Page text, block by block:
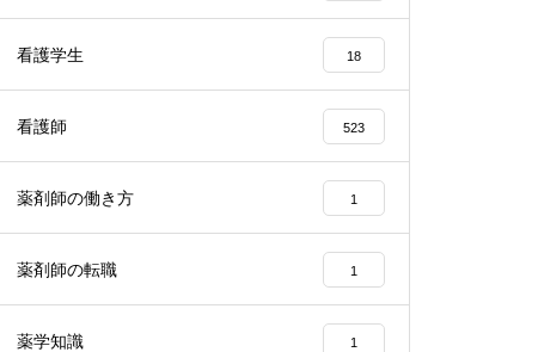
看護学生 18
看護師 523
薬剤師の働き方 1
薬剤師の転職 1
薬学知識 1